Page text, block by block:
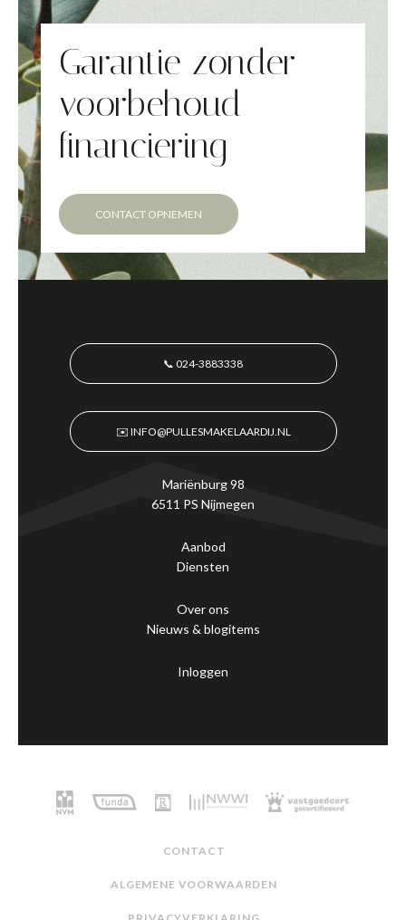
Garantie zonder
voorbehoud
financiering
CONTACT OPNEMEN
📞 024-3883338
✉️ INFO@PULLESMAKELAARDIJ.NL
Mariënburg 98
6511 PS Nijmegen
Aanbod
Diensten
Over ons
Nieuws & blogitems
Inloggen
ALGEMENE VOORWAARDEN
CONTACT